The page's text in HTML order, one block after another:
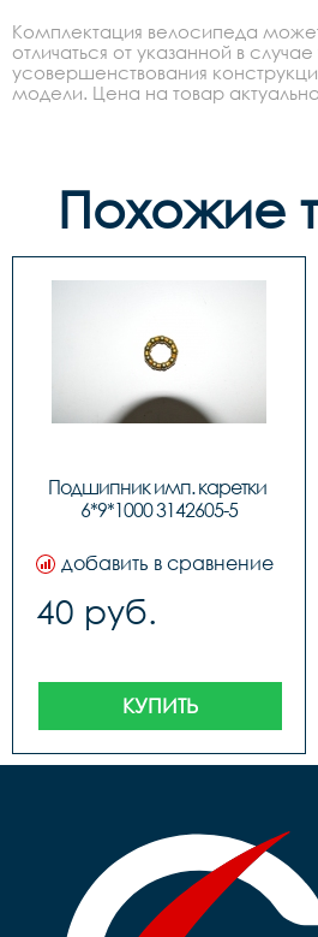
Комплектация велосипеда
отличаться от указанной в
усовершенствования
модели. Цена на товар актуальна
Похожие
Подшипник имп. каретки
6*9*1000 3142605-5
добавить в сравнение
40 руб.
КУПИТЬ